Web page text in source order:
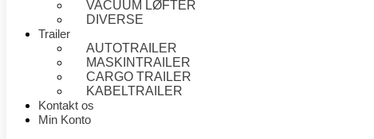
VACUUM LØFTER
DIVERSE
Trailer
AUTOTRAILER
MASKINTRAILER
CARGO TRAILER
KABELTRAILER
Kontakt os
Min Konto